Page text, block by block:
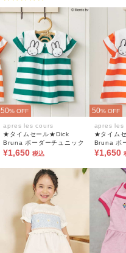
50% OFF
apres les cours
★タイムセール★Dick
Bruna ボーダーチュニック
¥1,650 税込
50% OFF
apres les
★タイム
Bruna ボ
¥1,650